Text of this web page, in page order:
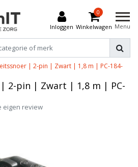
Inloggen
0
Winkelwagen Menu
| 2-pin | Zwart | 1,8 m | PC-184-
2-pin | Zwart | 1,8 m | PC-
eigen review